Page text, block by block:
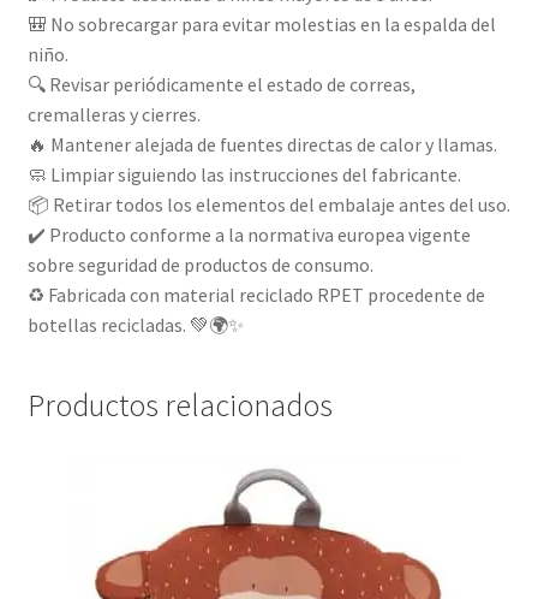
🎒 No sobrecargar para evitar molestias en la espalda del
niño.
🔍 Revisar periódicamente el estado de correas,
cremalleras y cierres.
🔥 Mantener alejada de fuentes directas de calor y llamas.
🧼 Limpiar siguiendo las instrucciones del fabricante.
📦 Retirar todos los elementos del embalaje antes del uso.
✔️ Producto conforme a la normativa europea vigente
sobre seguridad de productos de consumo.
♻️ Fabricada con material reciclado RPET procedente de
botellas recicladas. 💚🌍✨
Productos relacionados